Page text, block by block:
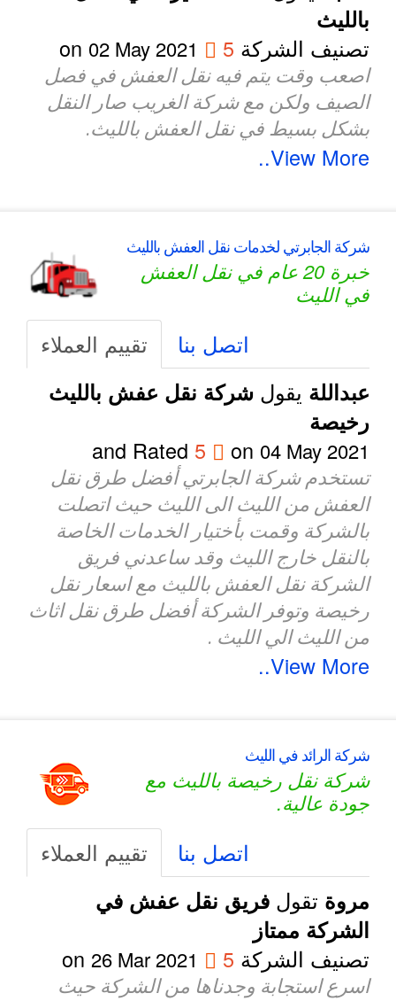
بالليث
تصنيف الشركة5
on
02 May 2021
اصعب وقت يتم فيه نقل العفش في فصل
الصيف ولكن مع شركة الغريب صار النقل
بشكل بسيط في نقل العفش بالليث.
View More..
شركة الجابرتي لخدمات نقل العفش بالليث
خبرة 20 عام في نقل العفش
في الليث
تقييم العملاء اتصل بنا
عبداللةيقولشركة نقل عفش بالليث
رخيصة
and Rated5 on04 May 2021
تستخدم شركة الجابرتي أفضل طرق نقل
العفش من الليث الى الليث حيث اتصلت
بالشركة وقمت بأختيار الخدمات الخاصة
بالنقل خارج الليث وقد ساعدني فريق
الشركة نقل العفش بالليث مع اسعار نقل
رخيصة وتوفر الشركة أفضل طرق نقل اثاث
من الليث الي الليث .
View More..
شركة الرائد في الليث
شركة نقل رخيصة بالليث مع
جودة عالية.
تقييم العملاء اتصل بنا
مروةتقولفريق نقل عفش في
الشركة ممتاز
تصنيف الشركة5
on
26 Mar 2021
اسرع استجابة وجدناها من الشركة حيث